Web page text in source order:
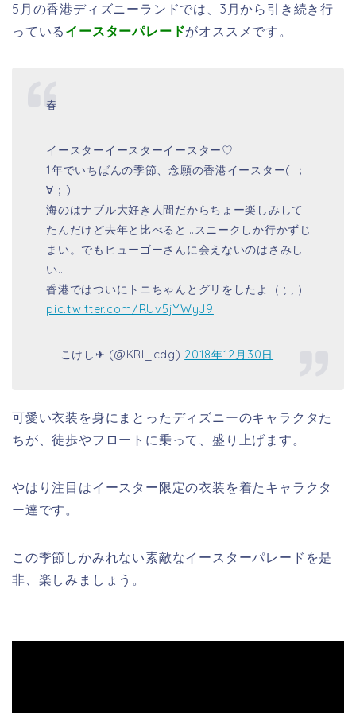
5月の香港ディズニーランドでは、3月から引き続き行
っている イースターパレードがオススメです。
春
イースターイースターイースター♡
1年でいちばんの季節、念願の香港イースター( ；
∀；)
海のはナブル大好き人間だからちょー楽しみして
たんだけど去年と比べると…スニークしか行かずじ
まい。でもヒューゴーさんに会えないのはさみし
い…
香港ではついにトニちゃんとグリをしたよ（ ; ; ）
pic.twitter.com/RUv5jYWyJ9
— こけし✈︎ (@KRI_cdg) 2018年12月30日
可愛い衣装を身にまとったディズニーのキャラクタた
ちが、徒歩やフロートに乗って、盛り上げます。
やはり注目はイースター限定の衣装を着たキャラクタ
ー達です。
この季節しかみれない素敵なイースターパレードを是
非、楽しみましょう。